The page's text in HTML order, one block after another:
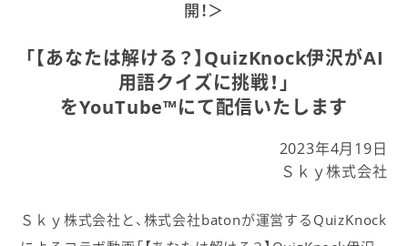
開！＞
「【あなたは解ける？】QuizKnock伊沢がAI
用語クイズに挑戦！」
をYouTube™にて配信いたします
2023年4月19日
Ｓｋｙ株式会社
Ｓｋｙ株式会社と、株式会社batonが運営するQuizKnock